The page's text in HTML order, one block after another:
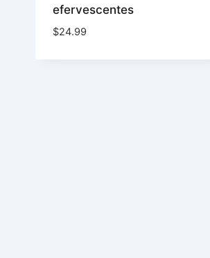
efervescentes
$24.99